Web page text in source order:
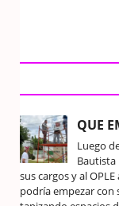
QUE
Luego
Bautista
sus cargos y al
podría empezar con